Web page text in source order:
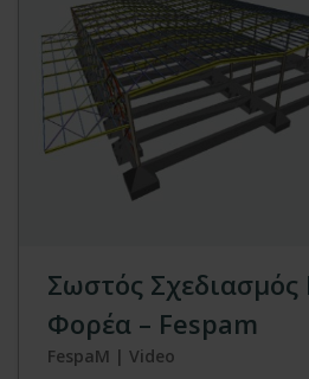
Σωστός
Φορέα – Fespam
FespaM | Video